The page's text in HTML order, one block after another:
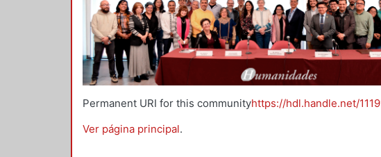
Permanent URI for this communityhttps://hdl.handle.net/
Ver página principal.